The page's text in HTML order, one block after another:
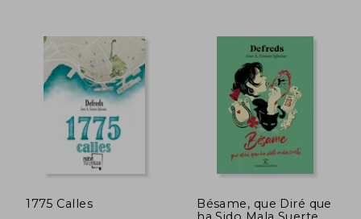
45%
dcto.
1775 Calles
Bésame, que Diré que